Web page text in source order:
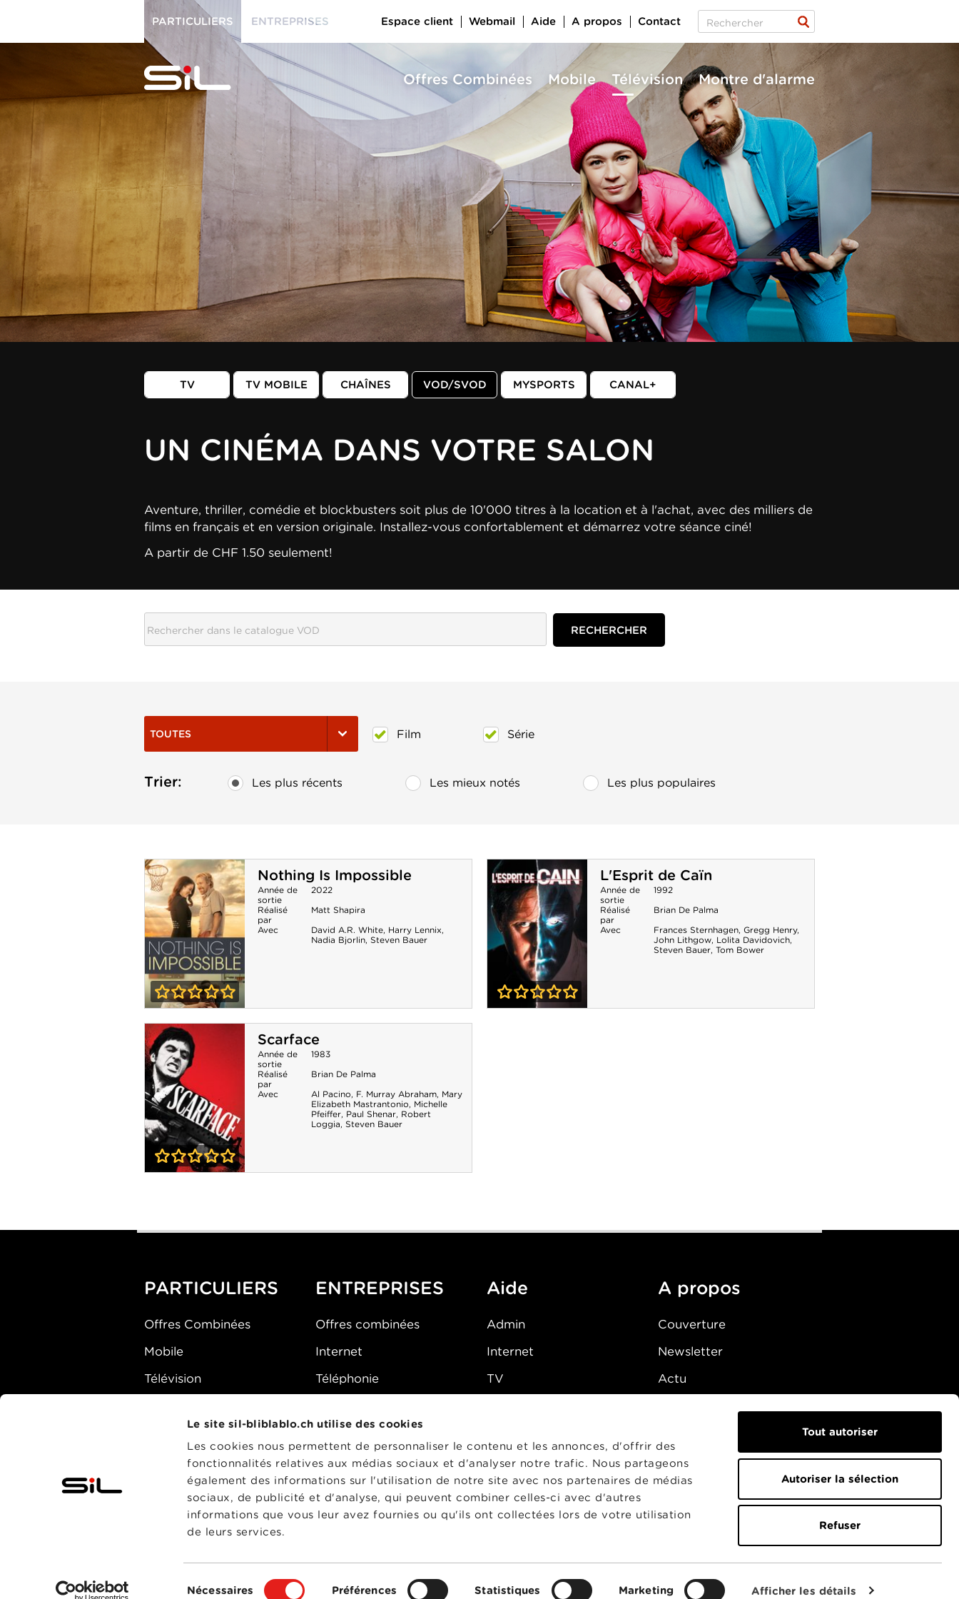
Le site sil-bliblablo.ch utilise des cookies
Les cookies nous permettent de personnaliser le contenu et les annonces, d'offrir des
fonctionnalités relatives aux médias sociaux et d'analyser notre trafic. Nous partageons
également des informations sur l'utilisation de notre site avec nos partenaires de médias
sociaux, de publicité et d'analyse, qui peuvent combiner celles-ci avec d'autres
informations que vous leur avez fournies ou qu'ils ont collectées lors de votre utilisation
de leurs services.
Nécessaires Préférences Statistiques Marketing Afficher les détails
Tout autoriser
Autoriser la sélection
Refuser
SiL
multimédia
TV TV MOBILE CHAÎNES VOD/SVOD MYSPORTS CANAL+
UN CINÉMA DANS VOTRE SALON
Aventure, thriller, comédie et blockbusters soit plus de 10'000 titres à la location et à l'achat, avec des milliers de
films en français et en version originale. Installez-vous confortablement et démarrez votre séance ciné!
A partir de CHF 1.50 seulement!
TOUTES Film Série
Trier: Les plus récents Les mieux notés Les plus populaires
Nothing Is Impossible
Nothing Is
Impossible
Année de
sortie
2022
Réalisé
par
Matt Shapira
Avec
David A.R. White, Harry Lennix,
Nadia Bjorlin, Steven Bauer
L'Esprit de Caïn
Année de
sortie
1992
Réalisé
par
Brian De Palma
Avec
Frances Sternhagen, Gregg Henry,
John Lithgow, Lolita Davidovich,
Steven Bauer, Tom Bower
Scarface
Année de
sortie
1983
Réalisé
par
Brian De Palma
Avec
Al Pacino, F. Murray Abraham, Mary
Elizabeth Mastrantonio, Michelle
Pfeiffer, Paul Shenar, Robert
Loggia, Steven Bauer
PARTICULIERS
PARTICULIERS
Offres Combinées Mobile Télévision Montre d'alarme
ENTREPRISES
ENTREPRISES
Espace client Webmail Aide A propos Contact
PARTICULIERS
Offres Combinées
Mobile
Télévision
ENTREPRISES
Offres combinées
Internet
Téléphonie
Aide
Admin
Internet
TV
Fibre
Sécurité
État du réseau
A propos
Couverture
Newsletter
Actu